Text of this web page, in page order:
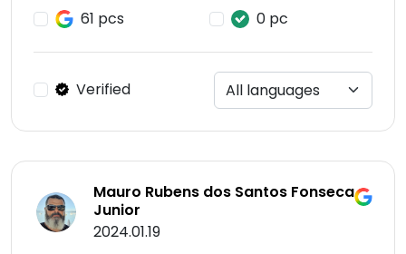
61 pcs
0 pc
Verified
Mauro Rubens dos Santos Fonseca
Junior
2024.01.19